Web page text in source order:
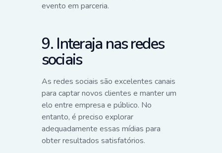
evento em parceria.
9. Interaja nas redes
sociais
As redes sociais são excelentes canais
para captar novos clientes e manter um
elo entre empresa e público. No
entanto, é preciso explorar
adequadamente essas mídias para
obter resultados satisfatórios.